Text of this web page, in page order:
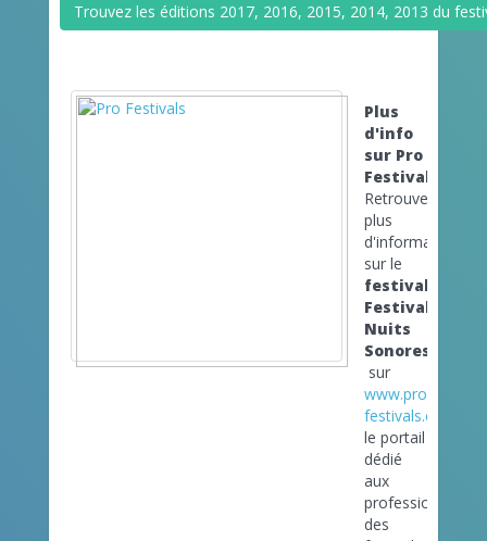
Trouvez les éditions 2017, 2016, 2015, 2014, 2013 du
Plus
d'info
sur Pro
Festivals
Retrouvez
plus
d'informations
sur le
festival
Festival
Nuits
Sonores
sur
www.pro-
festivals.com
le portail
dédié
aux
professionnels
des